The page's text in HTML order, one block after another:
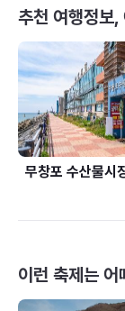
추천 여행정보,
무창포 수산물시
이런 축제는 어